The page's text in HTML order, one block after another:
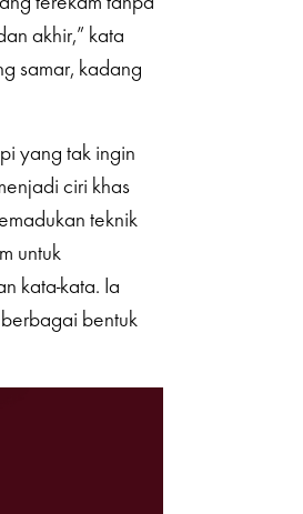
akhir,” kata
samar, kadang
yang tak ingin
ciri khas
teknik
untuk
kata-kata. Ia
bentuk